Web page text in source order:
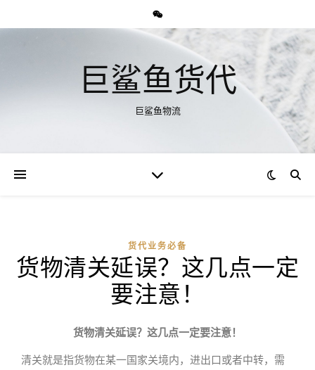
巨鲨鱼货代
巨鲨鱼物流
货代业务必备
货物清关延误？这几点一定
要注意！
货物清关延误？这几点一定要注意！
清关就是指货物在某一国家关境内，进出口或者中转，需